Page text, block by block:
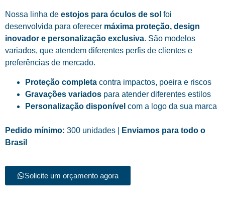
Nossa linha de estojos para óculos de sol foi
desenvolvida para oferecer máxima proteção, design
inovador e personalização exclusiva. São modelos
variados, que atendem diferentes perfis de clientes e
preferências de mercado.
Proteção completa contra impactos, poeira e riscos
Gravações variados para atender diferentes estilos
Personalização disponível com a logo da sua marca
Pedido mínimo: 300 unidades |
Enviamos para todo o
Brasil
Solicite um orçamento agora